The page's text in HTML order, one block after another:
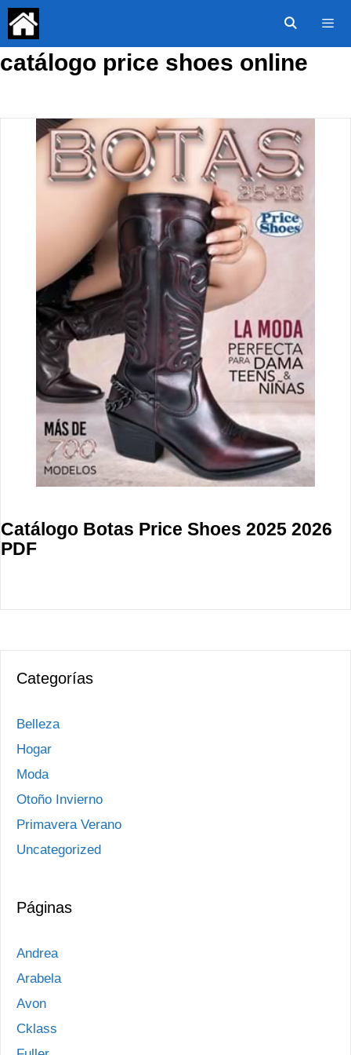
Saltar
contenido
catálogo price shoes online
Catálogo Botas Price Shoes 2025 2026
PDF
Categorías
Belleza
Hogar
Moda
Otoño Invierno
Primavera Verano
Uncategorized
Páginas
Andrea
Arabela
Avon
Cklass